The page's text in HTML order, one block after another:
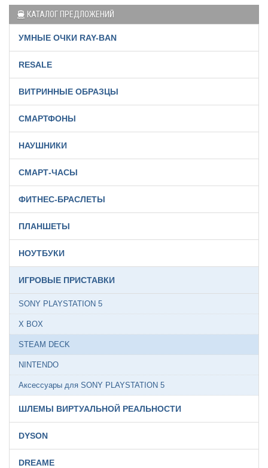
КАТАЛОГ ПРЕДЛОЖЕНИЙ
УМНЫЕ ОЧКИ RAY-BAN
RESALE
ВИТРИННЫЕ ОБРАЗЦЫ
СМАРТФОНЫ
НАУШНИКИ
СМАРТ-ЧАСЫ
ФИТНЕС-БРАСЛЕТЫ
ПЛАНШЕТЫ
НОУТБУКИ
ИГРОВЫЕ ПРИСТАВКИ
SONY PLAYSTATION 5
X BOX
STEAM DECK
NINTENDO
Аксессуары для SONY PLAYSTATION 5
ШЛЕМЫ ВИРТУАЛЬНОЙ РЕАЛЬНОСТИ
DYSON
DREAME